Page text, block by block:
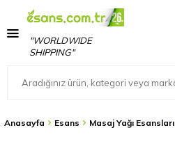
"WORLDWIDE
SHIPPING"
Anasayfa Esans Masaj Yağı Esansları